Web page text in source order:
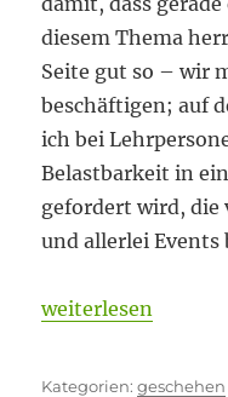
diesem Thema
Seite gut so – wir
beschäftigen; auf
ich bei
Belastbarkeit in
gefordert wird,
und allerlei
„Zwiespältige
weiterlesen
Kategorien
geschehen